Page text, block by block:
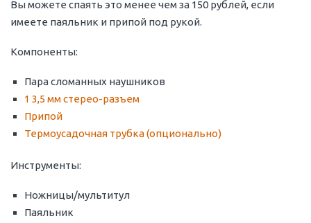
Вы можете спаять это менее чем за 150 рублей, если
имеете паяльник и припой под рукой.
Компоненты:
Пара сломанных наушников
1 3,5 мм стерео-разъем
Припой
Термоусадочная трубка (опционально)
Инструменты:
Ножницы/мультитул
Паяльник